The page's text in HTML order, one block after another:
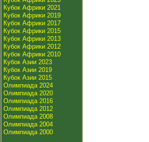
Кубок Африки 2021
Кубок Африки 2019
Кубок Африки 2017
Кубок Африки 2015
Кубок Африки 2013
Кубок Африки 2012
Кубок Африки 2010
Кубок Азии 2023
Кубок Азии 2019
Кубок Азии 2015
Олимпиада 2024
Олимпиада 2020
Олимпиада 2016
Олимпиада 2012
Олимпиада 2008
Олимпиада 2004
Олимпиада 2000